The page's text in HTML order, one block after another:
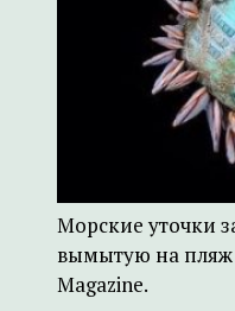
Морские уточки
вымытую на пляж
Magazine.